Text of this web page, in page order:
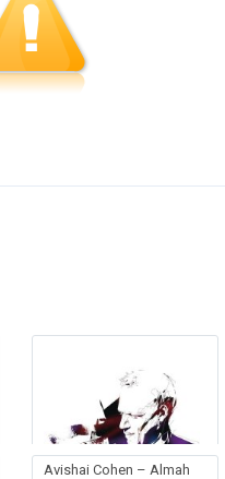
Avishai Cohen – Almah